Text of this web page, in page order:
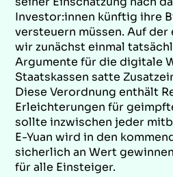
Investor:innen künftig ihre
versteuern müssen. Auf der
wir zunächst einmal
Argumente für die digitale
Staatskassen satte
Diese Verordnung enthält
Erleichterungen für
sollte inzwischen jeder
E-Yuan wird in den
sicherlich an Wert
für alle Einsteiger.